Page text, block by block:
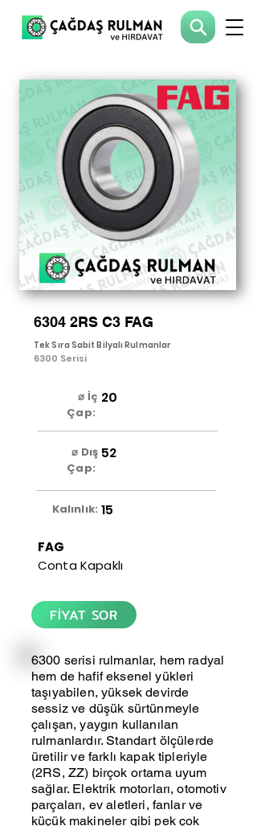
6304 2RS C3 FAG
Tek Sıra Sabit Bilyalı Rulmanlar
6300 Serisi
⌀ İç
Çap:
20
⌀ Dış
Çap:
52
Kalınlık: 15
FAG
Conta Kapaklı
FİYAT SOR
6300 serisi rulmanlar, hem radyal
hem de hafif eksenel yükleri
taşıyabilen, yüksek devirde
sessiz ve düşük sürtünmeyle
çalışan, yaygın kullanılan
rulmanlardır. Standart ölçülerde
üretilir ve farklı kapak tipleriyle
(2RS, ZZ) birçok ortama uyum
sağlar. Elektrik motorları, otomotiv
parçaları, ev aletleri, fanlar ve
küçük makineler gibi pek çok